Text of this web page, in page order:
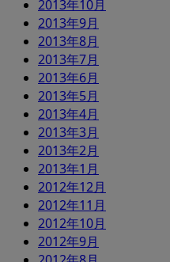
2013年10月
2013年9月
2013年8月
2013年7月
2013年6月
2013年5月
2013年4月
2013年3月
2013年2月
2013年1月
2012年12月
2012年11月
2012年10月
2012年9月